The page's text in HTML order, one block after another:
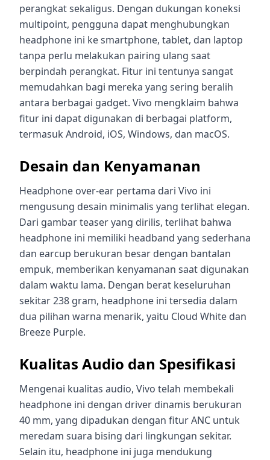
perangkat sekaligus. Dengan dukungan koneksi
multipoint, pengguna dapat menghubungkan
headphone ini ke smartphone, tablet, dan laptop
tanpa perlu melakukan pairing ulang saat
berpindah perangkat. Fitur ini tentunya sangat
memudahkan bagi mereka yang sering beralih
antara berbagai gadget. Vivo mengklaim bahwa
fitur ini dapat digunakan di berbagai platform,
termasuk Android, iOS, Windows, dan macOS.
Desain dan Kenyamanan
Headphone over-ear pertama dari Vivo ini
mengusung desain minimalis yang terlihat elegan.
Dari gambar teaser yang dirilis, terlihat bahwa
headphone ini memiliki headband yang sederhana
dan earcup berukuran besar dengan bantalan
empuk, memberikan kenyamanan saat digunakan
dalam waktu lama. Dengan berat keseluruhan
sekitar 238 gram, headphone ini tersedia dalam
dua pilihan warna menarik, yaitu Cloud White dan
Breeze Purple.
Kualitas Audio dan Spesifikasi
Mengenai kualitas audio, Vivo telah membekali
headphone ini dengan driver dinamis berukuran
40 mm, yang dipadukan dengan fitur ANC untuk
meredam suara bising dari lingkungan sekitar.
Selain itu, headphone ini juga mendukung